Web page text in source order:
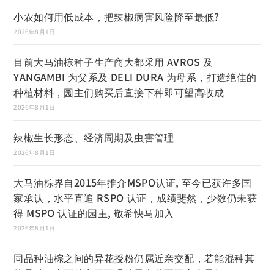
小农如何用低成本，把辣椒病害风险降至最低?
2026年8月1日
目前大马油棕种子生产商大都采用 AVROS 及
YANGAMBI 为父系及 DELI DURA 为母系，打造绝佳的
种植材料，园主们购买后直接下种即可望高收成
2026年8月1日
辣椒生长形态、经济周期及虫害管理
2026年8月1日
大马油棕界自2015年推介MSPO认证, 至今已获许多国
家承认，水平直追 RSPO 认证，成绩斐然，少数仍未获
得 MSPO 认证的园主, 敬希快马加入
2026年8月1日
同品种油棕之间的异花授粉仍属近亲交配，若能混种其